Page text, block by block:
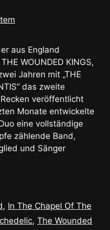
aus England
WOUNDED KINGS,
Jahren mit „THE
das zweite
veröffentlicht
Monate entwickelte
eine vollständige
zählende Band,
und Sänger
, In The Chapel Of The
, The Wounded